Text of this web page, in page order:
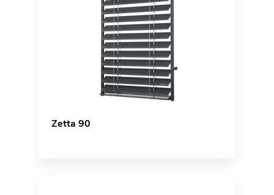
Zetta 90